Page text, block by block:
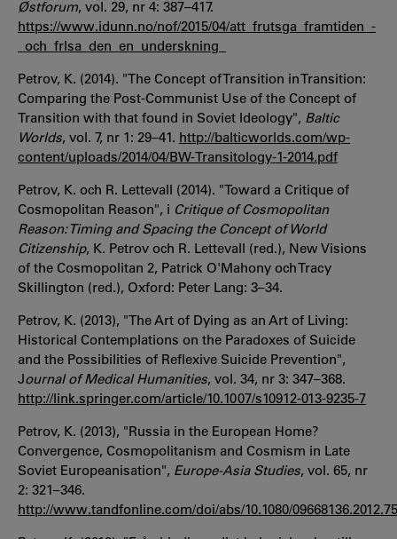
Østforum, vol. 29, nr 4: 387–417.
https://www.idunn.no/nof/2015/04/att_frutsga_framtiden_-
_och_frlsa_den_en_underskning_
Petrov, K. (2014). "The Concept of Transition in Transition:
Comparing the Post-Communist Use of the Concept of
Transition with that found in Soviet Ideology", Baltic
Worlds, vol. 7, nr 1: 29–41. http://balticworlds.com/wp-
content/uploads/2014/04/BW-Transitology-1-2014.pdf
Petrov, K. och R. Lettevall (2014). "Toward a Critique of
Cosmopolitan Reason", i Critique of Cosmopolitan
Reason: Timing and Spacing the Concept of World
Citizenship, K. Petrov och R. Lettevall (red.), New Visions
of the Cosmopolitan 2, Patrick O'Mahony och Tracy
Skillington (red.), Oxford: Peter Lang: 3–34.
Petrov, K. (2013), "The Art of Dying as an Art of Living:
Historical Contemplations on the Paradoxes of Suicide
and the Possibilities of Reflexive Suicide Prevention",
Journal of Medical Humanities, vol. 34, nr 3: 347–368.
http://link.springer.com/article/10.1007/s10912-013-9235-7
Petrov, K. (2013), "Russia in the European Home?
Convergence, Cosmopolitanism and Cosmism in Late
Soviet Europeanisation", Europe-Asia Studies, vol. 65, nr
2: 321–346.
http://www.tandfonline.com/doi/abs/10.1080/